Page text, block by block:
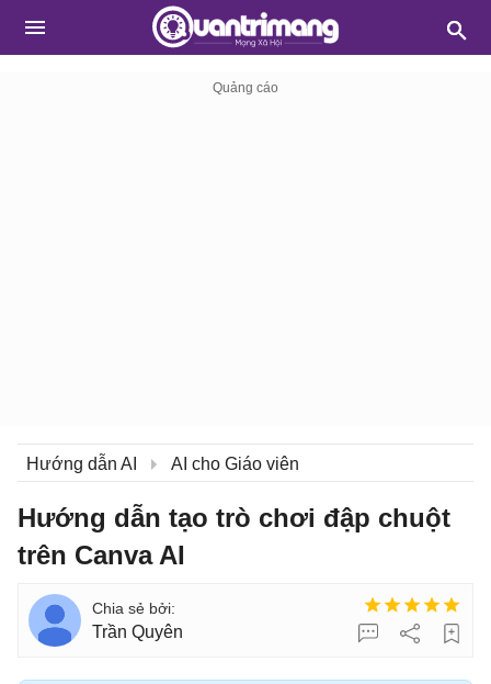
Hướng dẫn AI AI cho Giáo viên
Hướng dẫn tạo trò chơi đập chuột
trên Canva AI
Trần Quyên